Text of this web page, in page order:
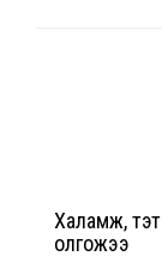
Халамж,
олгожээ